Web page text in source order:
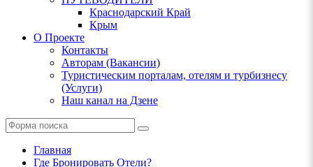
Краснодарский Край
Крым
О Проекте
Контакты
Авторам (Вакансии)
Туристическим порталам, отелям и турбизнесу
(Услуги)
Наш канал на Дзене
Поиск
Главная
Где Бронировать Отели?